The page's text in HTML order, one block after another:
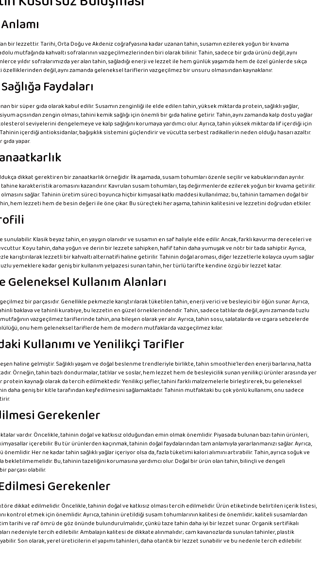
bir lezzettir. Tarihi, Orta Doğu ve Akdeniz coğrafyasına kadar uzanan tahin, susamın ezilerek yoğun bir kıvama
mutfağında kahvaltı sofralarının vazgeçilmezlerinden biri olarak bilinir. Tahin, sadece bir gıda ürünü değil, aynı
yıldır sofralarımızda yer alan tahin, sağladığı enerji ve lezzet ile hem günlük yaşamda hem de özel günlerde sıkça
değil, aynı zamanda geleneksel tariflerin vazgeçilmez bir unsuru olmasından kaynaklanır.
Faydaları
bir süper gıda olarak kabul edilir. Susamın zenginliği ile elde edilen tahin, yüksek miktarda protein, sağlıklı yağlar,
açısından zengin olması, tahini kemik sağlığı için önemli bir gıda haline getirir. Tahin, aynı zamanda kalp dostu yağlar
seviyelerini dengelemeye ve kalp sağlığını korumaya yardımcı olur. Ayrıca, tahin yüksek miktarda lif içerdiği için
içerdiği antioksidanlar, bağışıklık sistemini güçlendirir ve vücutta serbest radikallerin neden olduğu hasarı azaltır.
yapar.
dikkat gerektiren bir zanaatkarlık örneğidir. İlk aşamada, susam tohumları özenle seçilir ve kabuklarından ayrılır.
karakteristik aromasını kazandırır. Kavrulan susam tohumları, taş değirmenlerde ezilerek yoğun bir kıvama getirilir.
sağlar. Tahinin üretim süreci boyunca hiçbir kimyasal katkı maddesi kullanılmaz; bu, tahinin tamamen doğal bir
hem lezzeti hem de besin değeri ile öne çıkar. Bu süreçteki her aşama, tahinin kalitesini ve lezzetini doğrudan etkiler.
Klasik beyaz tahin, en yaygın olanıdır ve susamın en saf haliyle elde edilir. Ancak, farklı kavurma dereceleri ve
Koyu tahin, daha yoğun ve derin bir lezzete sahipken, hafif tahin daha yumuşak ve nötr bir tada sahiptir. Ayrıca,
karıştırılarak lezzetli bir kahvaltı alternatifi haline getirilir. Tahinin doğal aroması, diğer lezzetlerle kolayca uyum sağlar
yemeklere kadar geniş bir kullanım yelpazesi sunan tahin, her türlü tarifte kendine özgü bir lezzet katar.
Kullanım Alanları
bir parçasıdır. Genellikle pekmezle karıştırılarak tüketilen tahin, enerji verici ve besleyici bir öğün sunar. Ayrıca,
baklava ve tahinli kurabiye, bu lezzetin en güzel örneklerindendir. Tahin, sadece tatlılarda değil, aynı zamanda tuzlu
vazgeçilmez tariflerinde tahin, ana bileşen olarak yer alır. Ayrıca, tahin sosu, salatalarda ve ızgara sebzelerde
onu hem geleneksel tariflerde hem de modern mutfaklarda vazgeçilmez kılar.
Kullanımı ve Yenilikçi Tarifler
haline gelmiştir. Sağlıklı yaşam ve doğal beslenme trendleriyle birlikte, tahin smoothie’lerden enerji barlarına, hatta
Örneğin, tahin bazlı dondurmalar, tatlılar ve soslar, hem lezzet hem de besleyicilik sunan yenilikçi ürünler arasında yer
protein kaynağı olarak da tercih edilmektedir. Yenilikçi şefler, tahini farklı malzemelerle birleştirerek, bu geleneksel
geniş bir kitle tarafından keşfedilmesini sağlamaktadır. Tahinin mutfaktaki bu çok yönlü kullanımı, onu sadece
Gerekenler
vardır. Öncelikle, tahinin doğal ve katkısız olduğundan emin olmak önemlidir. Piyasada bulunan bazı tahin ürünleri,
içerebilir. Bu tür ürünlerden kaçınmak, tahinin doğal faydalarından tam anlamıyla yararlanmanızı sağlar. Ayrıca,
Her ne kadar tahin sağlıklı yağlar içeriyor olsa da, fazla tüketimi kalori alımını artırabilir. Tahin, ayrıca soğuk ve
bekletilmemelidir. Bu, tahinin tazeliğini korumasına yardımcı olur. Doğal bir ürün olan tahin, bilinçli ve dengeli
parçası olabilir.
Gerekenler
dikkat edilmelidir. Öncelikle, tahinin doğal ve katkısız olması tercih edilmelidir. Ürün etiketinde belirtilen içerik listesi,
kontrol etmek için önemlidir. Ayrıca, tahinin üretildiği susam tohumlarının kalitesi de önemlidir; kaliteli susamlardan
tarihi ve raf ömrü de göz önünde bulundurulmalıdır, çünkü taze tahin daha iyi bir lezzet sunar. Organik sertifikalı
nedeniyle tercih edilebilir. Ambalajın kalitesi de dikkate alınmalıdır; cam kavanozlarda sunulan tahinler, plastik
Son olarak, yerel üreticilerin el yapımı tahinleri, daha otantik bir lezzet sunabilir ve bu nedenle tercih edilebilir.